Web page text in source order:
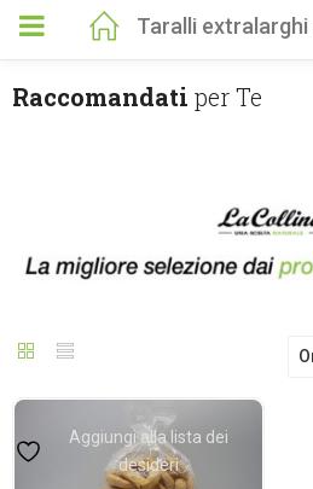
Raccomandati per Te
Aggiungi alla lista dei
desideri